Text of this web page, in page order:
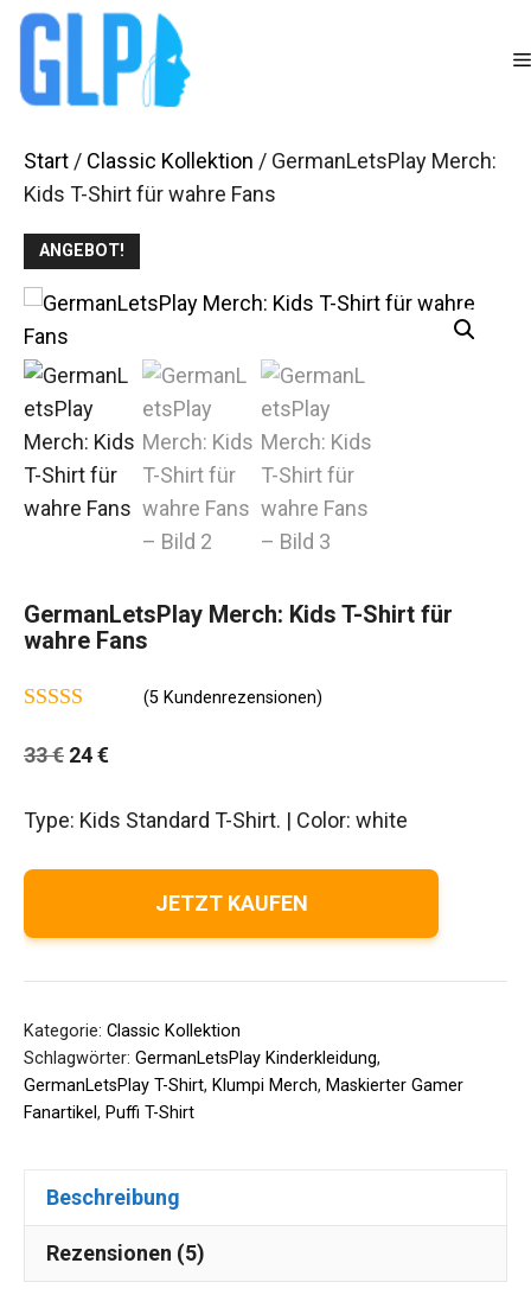
Zum
Inhalt
springen
Start / Classic Kollektion / GermanLetsPlay Merch:
Kids T-Shirt für wahre Fans
ANGEBOT!
GermanLetsPlay Merch: Kids T-Shirt für
wahre Fans
(5 Kundenrezensionen)
33€ Ursprünglicher
war:
24€Aktueller
ist:
Type: Kids Standard T-Shirt. | Color: white
JETZT KAUFEN
Kategorie: Classic Kollektion
Schlagwörter: GermanLetsPlay Kinderkleidung,
GermanLetsPlay T-Shirt, Klumpi Merch, Maskierter Gamer
Fanartikel , Puffi T-Shirt
Beschreibung
Rezensionen (5)